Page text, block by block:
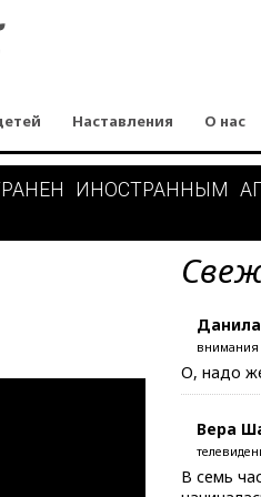
Наставления О нас
ИНОСТРАННЫМ
внимания
О, надо
Вера
В семь